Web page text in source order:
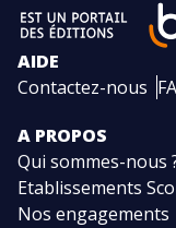
AIDE
Contactez-nous
A PROPOS
Qui sommes-nous
Etablissements
Nos engagements